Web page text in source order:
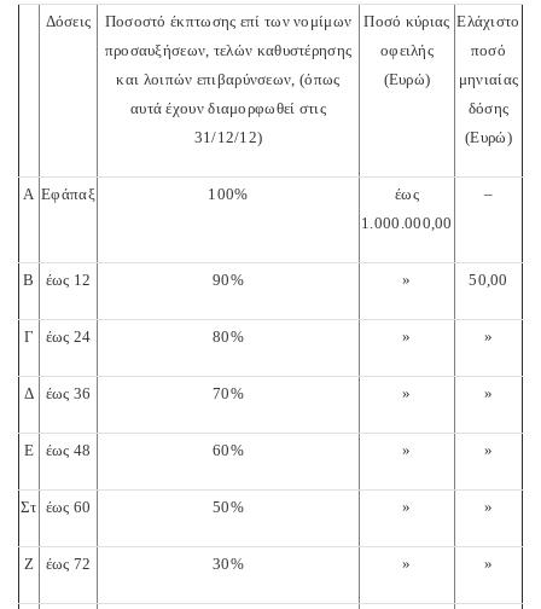
Δόσεις
Ποσοστό έκπτωσης επί των νομίμων
προσαυξήσεων, τελών καθυστέρησης
και λοιπών επιβαρύνσεων, (όπως
αυτά έχουν διαμορφωθεί στις
31/12/12)
Ποσό κύριας
οφειλής
(Ευρώ)
Ελάχιστο
ποσό
μηνιαίας
δόσης
(Ευρώ)
Α Εφάπαξ 100%
έως
1.000.000,00
–
Β έως 12 90% » 50,00
Γ έως 24 80% » »
Δ έως 36 70% » »
Ε έως 48 60% » »
Στ έως 60 50% » »
Ζ έως 72 30% » »